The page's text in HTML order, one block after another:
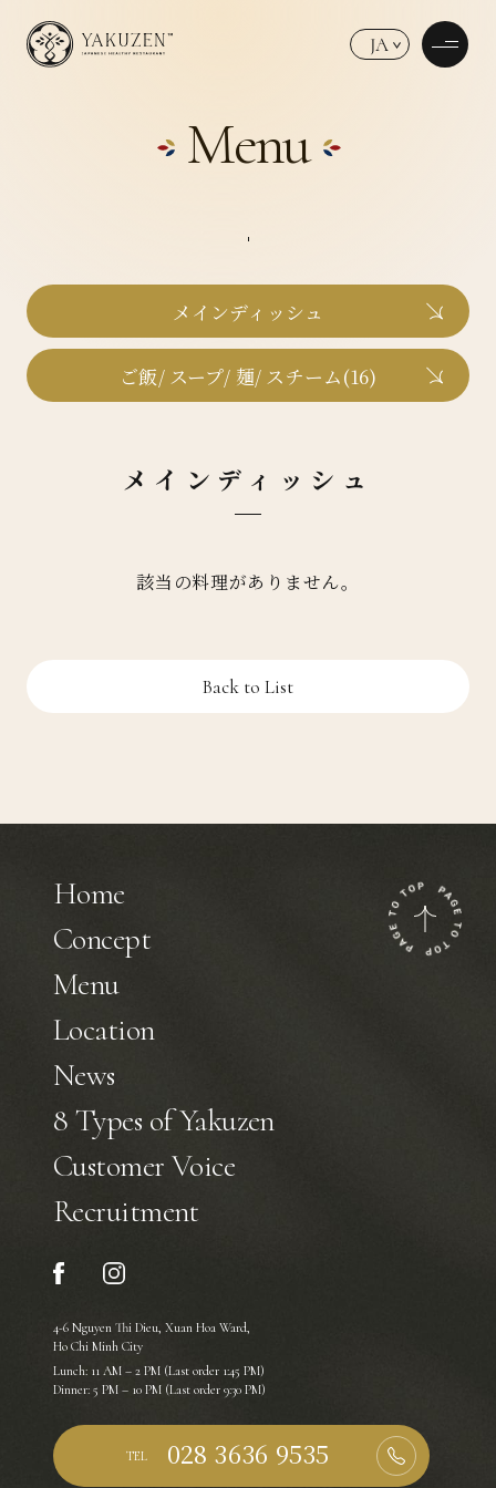
JA
Menu
メインディッシュ
ご飯/ スープ/ 麺/ スチーム(16)
メインディッシュ
該当の料理がありません。
Back to List
Home
Concept
Menu
Location
News
8 Types of Yakuzen
Customer Voice
Recruitment
4-6 Nguyen Thi Dieu, Xuan Hoa Ward,
Ho Chi Minh City
Lunch: 11 AM – 2 PM (Last order 1:45 PM)
Dinner: 5 PM – 10 PM (Last order 9:30 PM)
TEL